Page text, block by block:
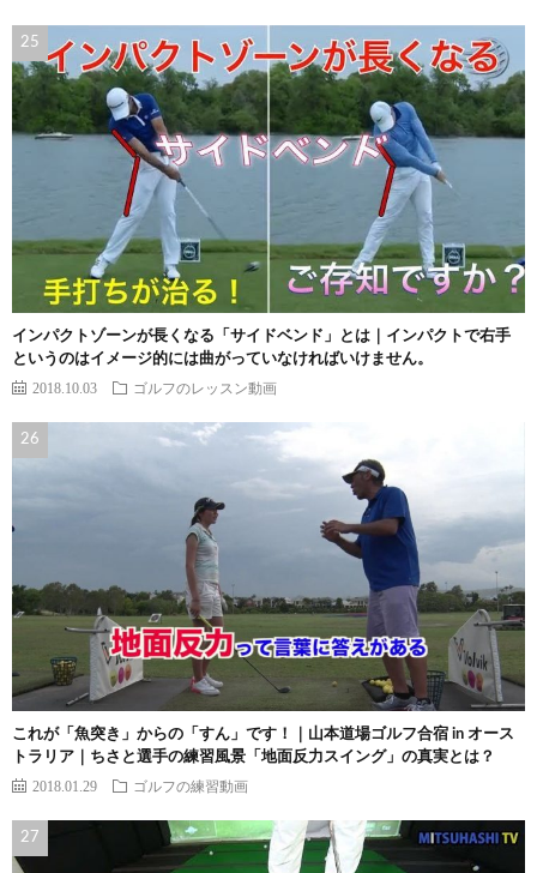
インパクトゾーンが長くなる「サイドベンド」とは｜インパクトで右手
というのはイメージ的には曲がっていなければいけません。
2018.10.03 ゴルフのレッスン動画
これが「魚突き」からの「すん」です！｜山本道場ゴルフ合宿 in オース
トラリア｜ちさと選手の練習風景「地面反力スイング」の真実とは？
2018.01.29 ゴルフの練習動画